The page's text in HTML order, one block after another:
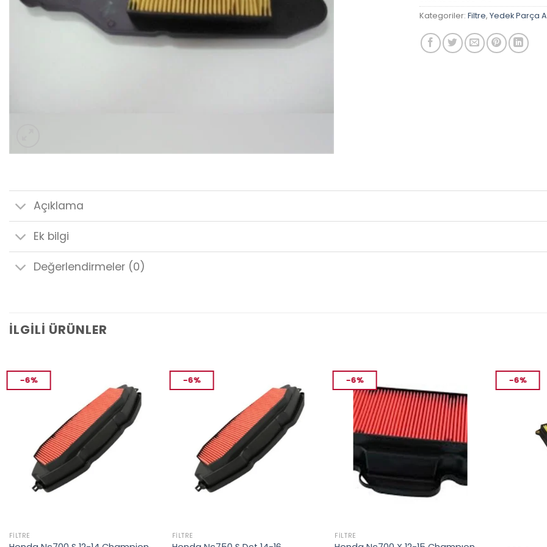
Kategoriler: Filtre, Yedek Parça
Açıklama
Ek bilgi
Değerlendirmeler (0)
İLGILI ÜRÜNLER
-6%
FILTRE
-6%
FILTRE
-6%
FILTRE
-6%